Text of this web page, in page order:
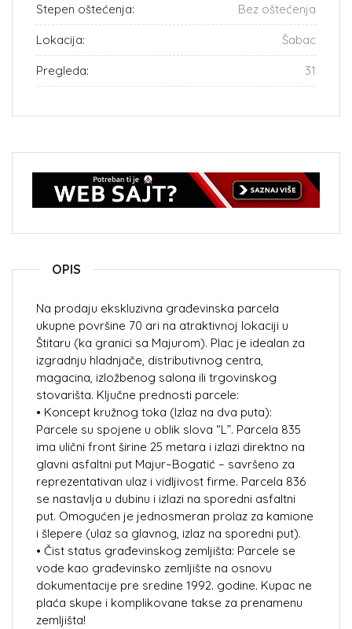
Stepen oštećenja: Bez oštećenja
Lokacija: Šabac
Pregleda: 31
OPIS
Na prodaju ekskluzivna građevinska parcela
ukupne površine 70 ari na atraktivnoj lokaciji u
Štitaru (ka granici sa Majurom). Plac je idealan za
izgradnju hladnjače, distributivnog centra,
magacina, izložbenog salona ili trgovinskog
stovarišta. Ključne prednosti parcele:
• Koncept kružnog toka (Izlaz na dva puta):
Parcele su spojene u oblik slova “L”. Parcela 835
ima ulični front širine 25 metara i izlazi direktno na
glavni asfaltni put Majur–Bogatić – savršeno za
reprezentativan ulaz i vidljivost firme. Parcela 836
se nastavlja u dubinu i izlazi na sporedni asfaltni
put. Omogućen je jednosmeran prolaz za kamione
i šlepere (ulaz sa glavnog, izlaz na sporedni put).
• Čist status građevinskog zemljišta: Parcele se
vode kao građevinsko zemljište na osnovu
dokumentacije pre sredine 1992. godine. Kupac ne
plaća skupe i komplikovane takse za prenamenu
zemljišta!